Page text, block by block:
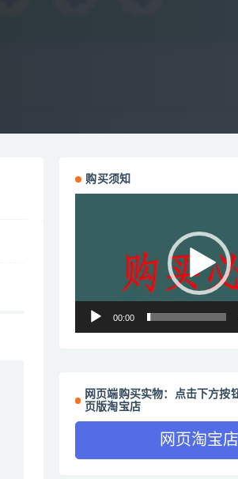
购买须知
00:00
网页端购买实物：点击下方按
页版淘宝店
网页淘宝店